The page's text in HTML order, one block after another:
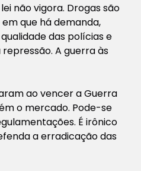
não vigora. Drogas são
que há demanda,
das polícias e
A guerra às
ao vencer a Guerra
o mercado. Pode-se
É irônico
a erradicação das